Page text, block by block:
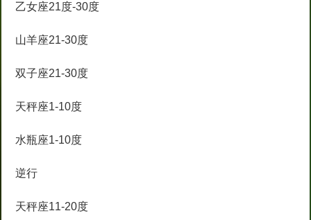
乙女座21度-30度
山羊座21-30度
双子座21-30度
天秤座1-10度
水瓶座1-10度
逆行
天秤座11-20度